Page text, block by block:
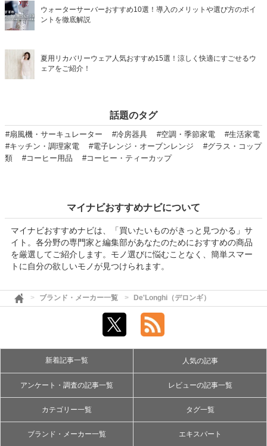
ウォーターサーバーおすすめ10選！導入のメリットや選び方のポイ
ントを徹底解説
夏用リカバリーウェア人気おすすめ15選！涼しく快適にすごせるウ
ェアをご紹介！
話題のタグ
#扇風機・サーキュレーター #冷房器具 #空調・季節家電
#生活家電
#キッチン・調理家電
#電子レンジ・オーブンレンジ
#グラス・コップ
類
#コーヒー用品 #コーヒー・ティーカップ
マイナビおすすめナビについて
マイナビおすすめナビは、「買いたいものがきっと見つかる」サ
イト。各分野の専門家と編集部があなたのためにおすすめの商品
を厳選してご紹介します。モノ選びに悩むことなく、簡単スマー
トに自分の欲しいモノが見つけられます。
ブランド・メーカー一覧 De'Longhi（デロンギ）
新着記事一覧 人気の記事
アンケート・調査の記事一覧 レビューの記事一覧
カテゴリー一覧 タグ一覧
ブランド・メーカー一覧 エキスパート